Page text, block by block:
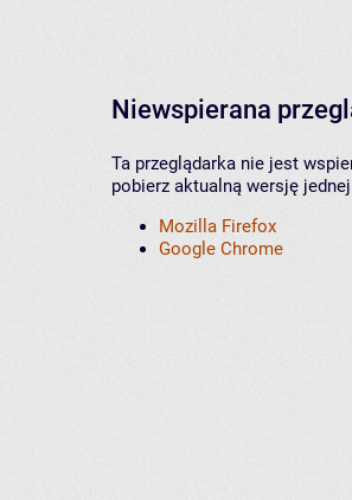
Niewspierana
Ta przeglądarka nie jest
pobierz aktualną wersję
Mozilla Firefox
Google Chrome